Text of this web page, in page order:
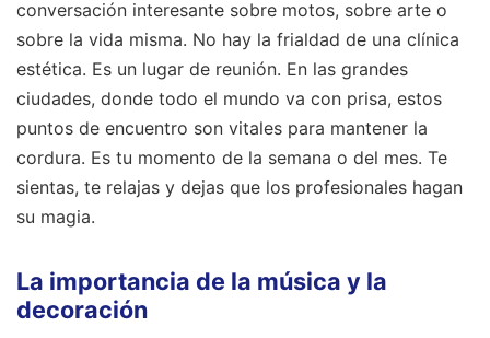
conversación interesante sobre motos, sobre arte o
sobre la vida misma. No hay la frialdad de una clínica
estética. Es un lugar de reunión. En las grandes
ciudades, donde todo el mundo va con prisa, estos
puntos de encuentro son vitales para mantener la
cordura. Es tu momento de la semana o del mes. Te
sientas, te relajas y dejas que los profesionales hagan
su magia.
La importancia de la música y la
decoración